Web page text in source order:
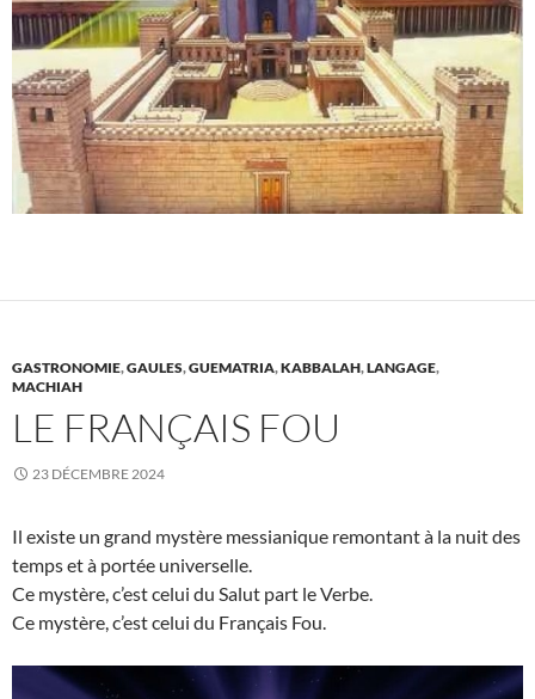
GASTRONOMIE,GAULES,GUEMATRIA,KABBALAH,LANGAGE,
MACHIAH
LE FRANÇAIS FOU
23 DÉCEMBRE 2024
Il existe un grand mystère messianique remontant à la nuit des
temps et à portée universelle.
Ce mystère, c’est celui du Salut part le Verbe.
Ce mystère, c’est celui du Français Fou.